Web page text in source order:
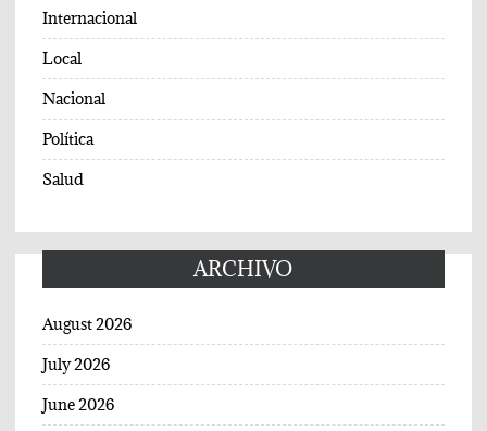
Internacional
Local
Nacional
Política
Salud
ARCHIVO
August 2026
July 2026
June 2026